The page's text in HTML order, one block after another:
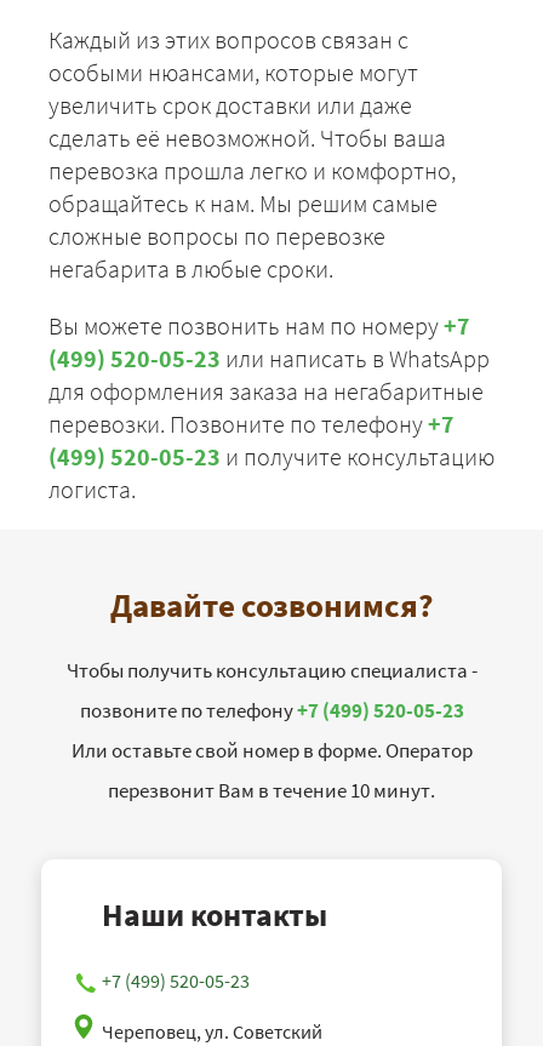
Каждый из этих вопросов связан с
особыми нюансами, которые могут
увеличить срок доставки или даже
сделать её невозможной. Чтобы ваша
перевозка прошла легко и комфортно,
обращайтесь к нам. Мы решим самые
сложные вопросы по перевозке
негабарита в любые сроки.
Вы можете позвонить нам по номеру+7
(499) 520-05-23 или написать в WhatsApp
для оформления заказа на негабаритные
перевозки. Позвоните по телефону+7
(499) 520-05-23 и получите консультацию
логиста.
Давайте созвонимся?
Чтобы получить консультацию специалиста -
позвоните по телефону+7 (499) 520-05-23
Или оставьте свой номер в форме. Оператор
перезвонит Вам в течение 10 минут.
Наши контакты
+7 (499) 520-05-23
Череповец, ул. Советский